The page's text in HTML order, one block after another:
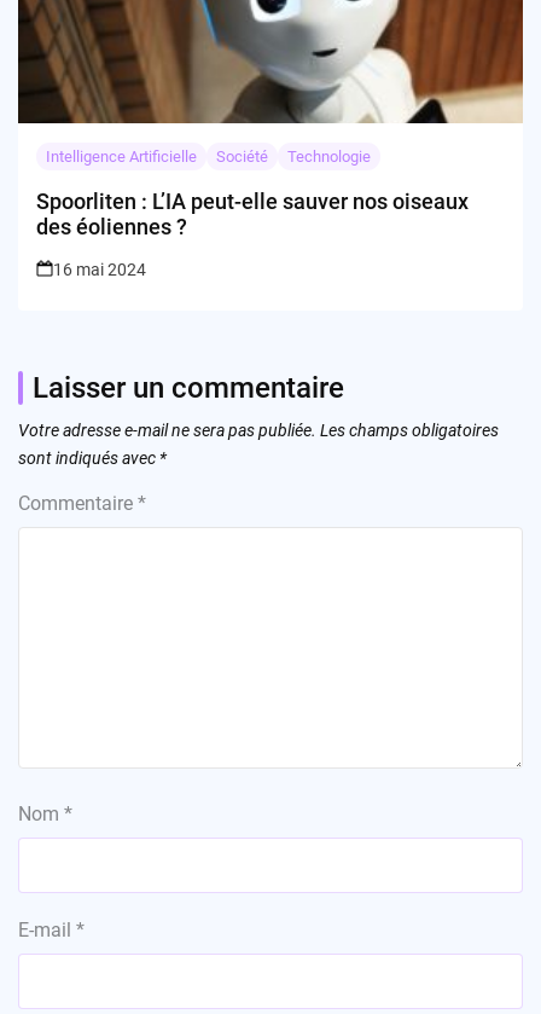
Intelligence Artificielle Société Technologie
Spoorliten : L’IA peut-elle sauver nos oiseaux
des éoliennes ?
16 mai 2024
Laisser un commentaire
Votre adresse e-mail ne sera pas publiée. Les champs obligatoires
sont indiqués avec *
Commentaire *
Nom *
E-mail *